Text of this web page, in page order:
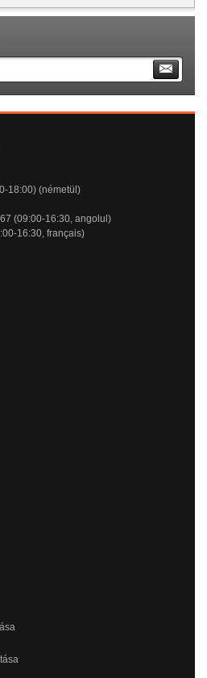
18:00) (németül)
(09:00-16:30, angolul)
16:30, français)